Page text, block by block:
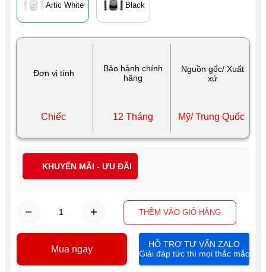
Đơn vị tính
Bảo hành chính
hãng
Nguồn gốc/ Xuất
xứ
Chiếc 12 Tháng Mỹ/ Trung Quốc
Artic White Black
THÊM VÀO GIỎ HÀNG
Mua ngay
HỖ TRỢ TƯ VẤN ZALO
Giải đáp tức thì mọi thắc mắc
KHUYẾN MÃI - ƯU ĐÃI